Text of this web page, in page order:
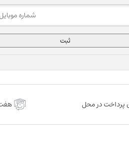
ثبت
پرداخت در محل